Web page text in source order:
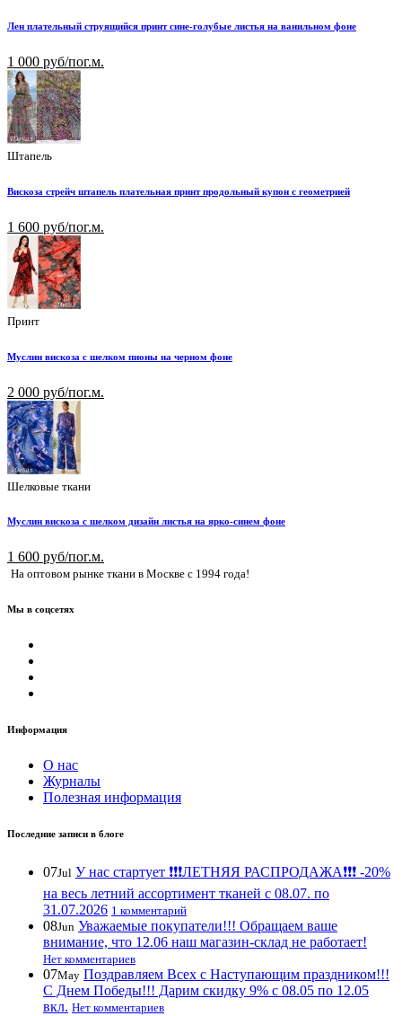
Лен плательный струящийся принт сине-голубые листья на ванильном фоне
1 000 руб/пог.м.
Штапель
Вискоза стрейч штапель плательная принт продольный купон с геометрией
1 600 руб/пог.м.
Принт
Муслин вискоза с шелком пионы на черном фоне
2 000 руб/пог.м.
Шелковые ткани
Муслин вискоза с шелком дизайн листья на ярко-синем фоне
1 600 руб/пог.м.
На оптовом рынке ткани в Москве с 1994 года!
Мы в соцсетях
Информация
О нас
Журналы
Полезная информация
Последние записи в блоге
07Jul У нас стартует ❗️❗️❗️ЛЕТНЯЯ РАСПРОДАЖА❗️❗️❗️ -20%
на весь летний ассортимент тканей с 08.07. по
31.07.2026 1 комментарий
08Jun Уважаемые покупатели!!! Обращаем ваше
внимание, что 12.06 наш магазин-склад не работает!
Нет комментариев
07May Поздравляем Всех с Наступающим праздником!!!
С Днем Победы!!! Дарим скидку 9% с 08.05 по 12.05
вкл. Нет комментариев